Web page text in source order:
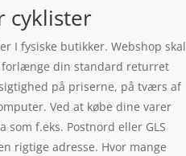
cyklister
I fysiske butikker. Webshop skal
forlænge din standard returret
på priserne, på tværs af
Ved at købe dine varer
f.eks. Postnord eller GLS
rigtige adresse. Hvor mange